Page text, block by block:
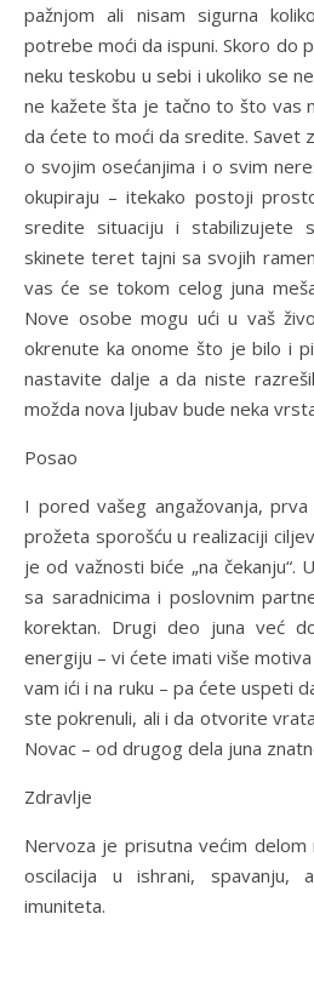
pažnjom ali nisam sigurna
potrebe moći da ispuni. Skoro do
neku teskobu u sebi i ukoliko se
ne kažete šta je tačno to što vas
da ćete to moći da sredite. Savet
o svojim osećanjima i o svim
okupiraju – itekako postoji
sredite situaciju i stabilizujete
skinete teret tajni sa svojih
vas će se tokom celog juna
Nove osobe mogu ući u vaš
okrenute ka onome što je bilo i
nastavite dalje a da niste
možda nova ljubav bude neka
Posao
I pored vašeg angažovanja,
prožeta sporošću u realizaciji
je od važnosti biće „na čekanju“.
sa saradnicima i poslovnim
korektan. Drugi deo juna već
energiju – vi ćete imati više
vam ići i na ruku – pa ćete uspeti
ste pokrenuli, ali i da otvorite
Novac – od drugog dela juna
Zdravlje
Nervoza je prisutna većim
oscilacija u ishrani,
imuniteta.